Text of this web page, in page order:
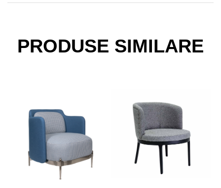
PRODUSE SIMILARE